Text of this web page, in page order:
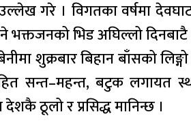
गरे । विगतका वर्षमा
भक्तजनको भिड अघिल्लो दिनबाटै
शुक्रबार बिहान बाँसको
सन्त–महन्त, बटुक लगायत
ठूलो र प्रसिद्ध मानिन्छ ।